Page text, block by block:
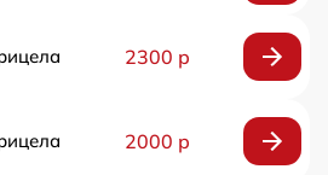
2300 р
2000 р